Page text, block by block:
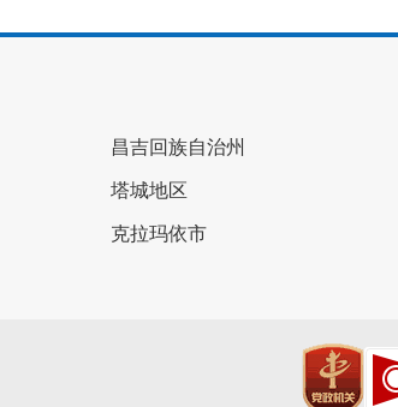
昌吉回族自治州
塔城地区
克拉玛依市